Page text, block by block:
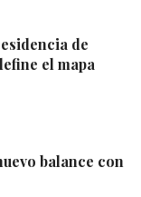
de
el mapa
balance con